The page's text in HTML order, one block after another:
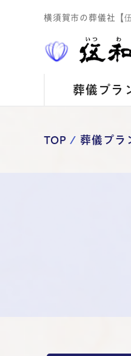
横須賀市の葬儀社【
葬儀プラ
TOP 葬儀プラ